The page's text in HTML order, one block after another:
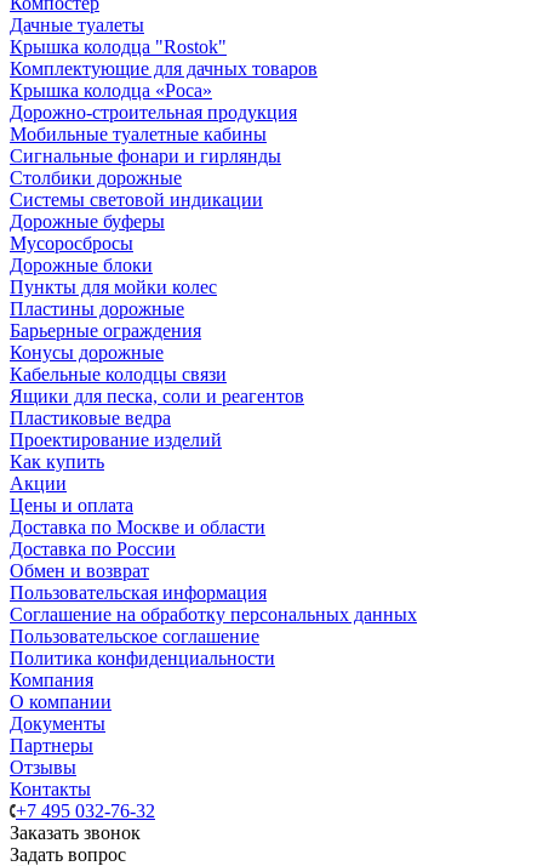
Дачные туалеты
Крышка колодца "Rostok"
Комплектующие для дачных товаров
Крышка колодца «Роса»
Дорожно-строительная продукция
Мобильные туалетные кабины
Сигнальные фонари и гирлянды
Столбики дорожные
Системы световой индикации
Дорожные буферы
Мусоросбросы
Дорожные блоки
Пункты для мойки колес
Пластины дорожные
Барьерные ограждения
Конусы дорожные
Кабельные колодцы связи
Ящики для песка, соли и реагентов
Пластиковые ведра
Проектирование изделий
Как купить
Акции
Цены и оплата
Доставка по Москве и области
Доставка по России
Обмен и возврат
Пользовательская информация
Соглашение на обработку персональных данных
Пользовательское соглашение
Политика конфиденциальности
Компания
О компании
Документы
Партнеры
Отзывы
Контакты
+7 495 032-76-32
Заказать звонок
Задать вопрос